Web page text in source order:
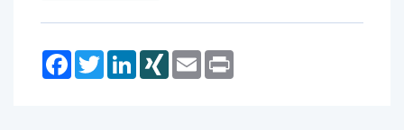
FacebookTwitterLinkedInXING Email